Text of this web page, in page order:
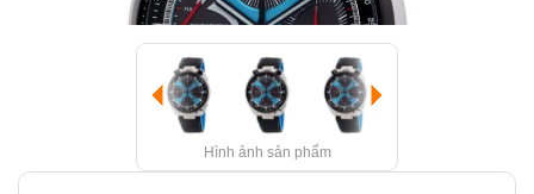
Hình ảnh sản phẩm